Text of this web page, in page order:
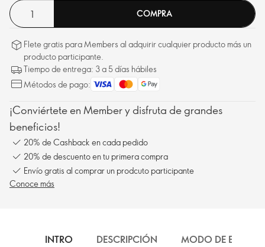
COMPRA
Flete gratis para Members al adquirir cualquier producto más un
producto participante.
Tiempo de entrega: 3 a 5 días hábiles
Métodos de pago:
¡Conviértete en Member y disfruta de grandes
beneficios!
20% de Cashback en cada pedido
20% de descuento en tu primera compra
Envío gratis al comprar un prodcuto participante
Conoce más
INTRO DESCRIPCIÓN MODO DE EMPLEO